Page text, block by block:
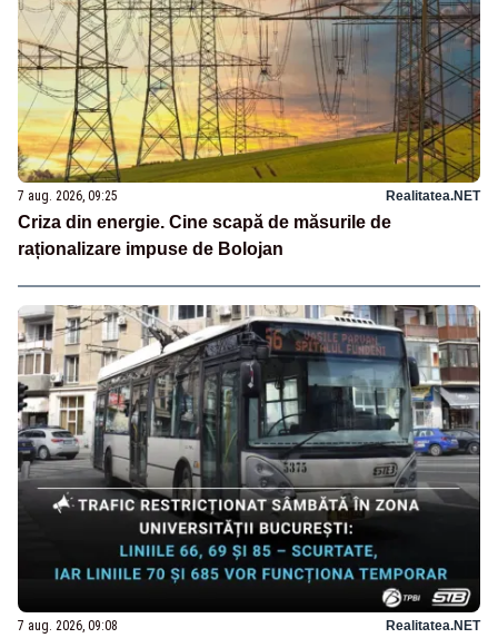
7 aug. 2026, 09:25 Realitatea.NET
Criza din energie. Cine scapă de măsurile de
raționalizare impuse de Bolojan
7 aug. 2026, 09:08 Realitatea.NET